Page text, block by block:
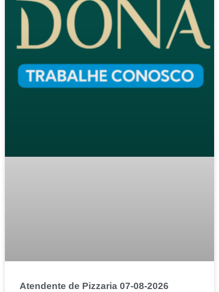
Atendente de Pizzaria 07-08-2026